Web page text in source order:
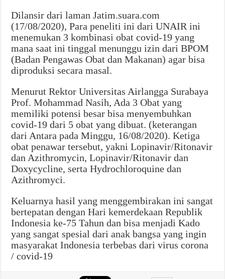
Dilansir dari laman Jatim.suara.com
(17/08/2020), Para peneliti ini dari UNAIR ini
menemukan 3 kombinasi obat covid-19 yang
mana saat ini tinggal menunggu izin dari BPOM
(Badan Pengawas Obat dan Makanan) agar bisa
diproduksi secara masal.
Menurut Rektor Universitas Airlangga Surabaya
Prof. Mohammad Nasih, Ada 3 Obat yang
memiliki potensi besar bisa menyembuhkan
covid-19 dari 5 obat yang dibuat. (keterangan
dari Antara pada Minggu, 16/08/2020). Ketiga
obat penawar tersebut, yakni Lopinavir/Ritonavir
dan Azithromycin, Lopinavir/Ritonavir dan
Doxycycline, serta Hydrochloroquine dan
Azithromyci.
Keluarnya hasil yang menggembirakan ini sangat
bertepatan dengan Hari kemerdekaan Republik
Indonesia ke-75 Tahun dan bisa menjadi Kado
yang sangat spesial dari anak bangsa yang ingin
masyarakat Indonesia terbebas dari virus corona
/ covid-19